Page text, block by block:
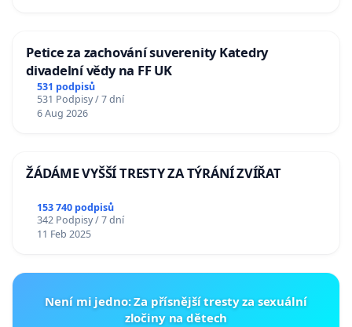
Petice za zachování suverenity Katedry
divadelní vědy na FF UK
531 podpisů
531 Podpisy / 7 dní
6 Aug 2026
ŽÁDÁME VYŠŠÍ TRESTY ZA TÝRÁNÍ ZVÍŘAT
153 740 podpisů
342 Podpisy / 7 dní
11 Feb 2025
Není mi jedno: Za přísnější tresty za sexuální
zločiny na dětech